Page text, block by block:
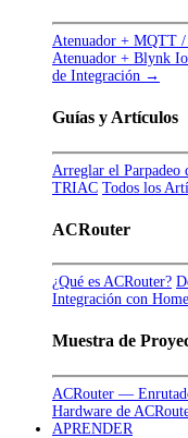
Atenuador + MQTT /
Atenuador + Blynk
de Integración →
Guías y Artículos
Arreglar el Parpadeo
TRIAC Todos los
ACRouter
¿Qué es ACRouter?
Integración con
Muestra de
ACRouter —
Hardware de
APRENDER